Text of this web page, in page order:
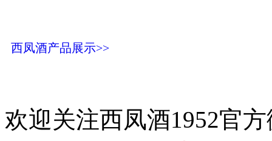
西凤酒产品展示>>
欢迎关注西凤酒1952官